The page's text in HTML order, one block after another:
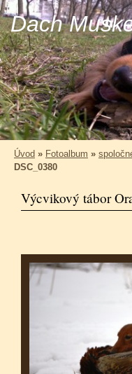
Dach
Úvod » Fotoalbum »
DSC_0380
Výcvikový tábor